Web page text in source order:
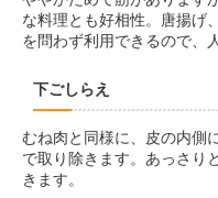
な料理とも好相性。唐揚げ
を問わず利用できるので、
下ごしらえ
むね肉と同様に、皮の内側
で取り除きます。あっさり
きます。